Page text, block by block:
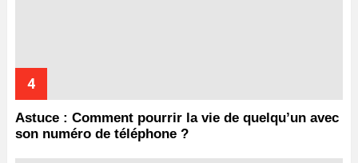
Astuce : Comment pourrir la vie de quelqu’un avec
son numéro de téléphone ?